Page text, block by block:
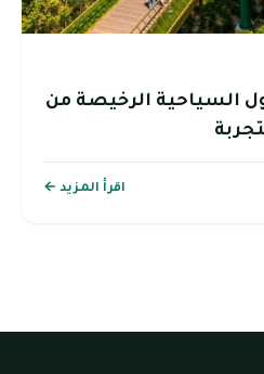
السياحية الرخيصة من
اقرأ المزيد ←